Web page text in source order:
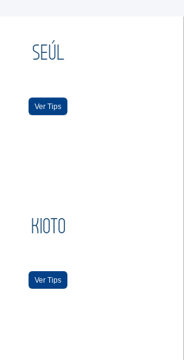
SEÚL
Ver Tips
KIOTO
Ver Tips